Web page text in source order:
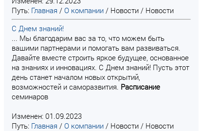
Путь: Главная / О компании / Новости / Новости
С Днем знаний!
... Мы благодарим вас за то, что можем быть
вашими партнерами и помогать вам развиваться.
Давайте вместе строить яркое будущее, основанное
на знаниях и инновациях. С Днем знаний! Пусть этот
день станет началом новых открытий,
возможностей и саморазвития. Расписание
семинаров
Изменен: 01.09.2023
Путь: Главная / О компании / Новости / Новости